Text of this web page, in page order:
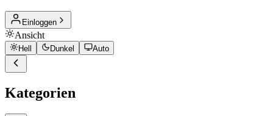
Einloggen
Ansicht
Hell Dunkel Auto
Kategorien